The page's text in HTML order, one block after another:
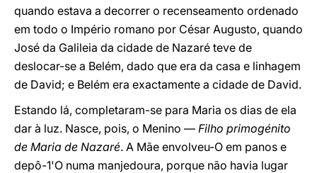
quando estava a decorrer o recenseamento ordenado
em todo o Império romano por César Augusto, quando
José da Galileia da cidade de Nazaré teve de
deslocar-se a Belém, dado que era da casa e linhagem
de David; e Belém era exactamente a cidade de David.
Estando lá, completaram-se para Maria os dias de ela
dar à luz. Nasce, pois, o Menino — Filho primogénito
de Maria de Nazaré. A Mãe envolveu-O em panos e
depô-1'O numa manjedoura, porque não havia lugar